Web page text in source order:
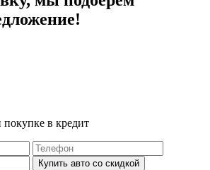
в кредит
Купить авто со скидкой